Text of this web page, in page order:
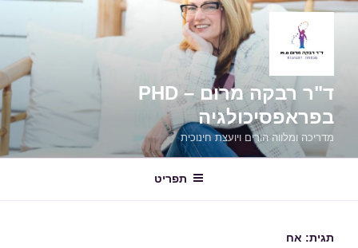
דילוג
ד"ר רבקה מרום – PHD
בפראפסיכולגיה
מדריכה ומלווה הורים ויועצת חינוכית
תפריט
תגית: אח